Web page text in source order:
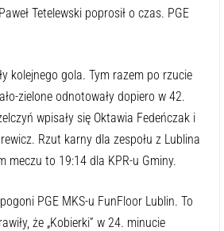
Tetelewski poprosił o czas. PGE
kolejnego gola. Tym razem po rzucie
zielone odnotowały dopiero w 42.
wpisały się Oktawia Fedeńczak i
Rzut karny dla zespołu z Lublina
to 19:14 dla KPR-u Gminy.
PGE MKS-u FunFloor Lublin. To
że „Kobierki” w 24. minucie